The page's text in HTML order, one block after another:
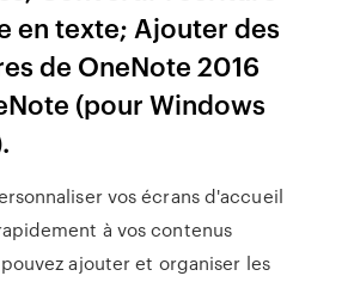
en texte; Ajouter des
de OneNote 2016
(pour Windows
vos écrans d'accueil
à vos contenus
ajouter et organiser les